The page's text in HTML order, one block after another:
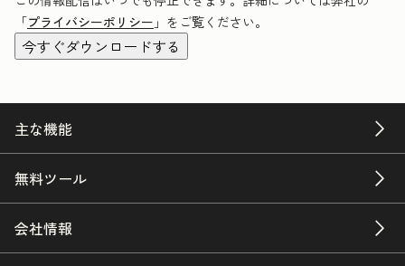
「プライバシーポリシー 」をご覧ください。
主な機能
無料ツール
会社情報